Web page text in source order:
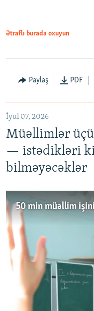
Ətraflı burada oxuyun
Paylaş PDF
İyul 07, 2026
Müəllimlər
— istədikləri
bilməyəcəklər